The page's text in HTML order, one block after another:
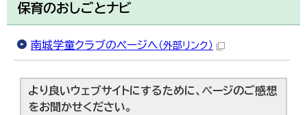
保育のおしごとナビ
南城学童クラブのページへ （外部リンク）
より良いウェブサイトにするために、ページのご感想
をお聞かせください。